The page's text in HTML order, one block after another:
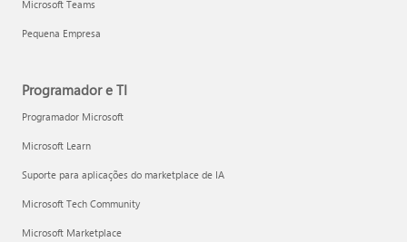
Microsoft Teams
Pequena Empresa
Programador e TI
Programador Microsoft
Microsoft Learn
Suporte para aplicações do marketplace de IA
Microsoft Tech Community
Microsoft Marketplace